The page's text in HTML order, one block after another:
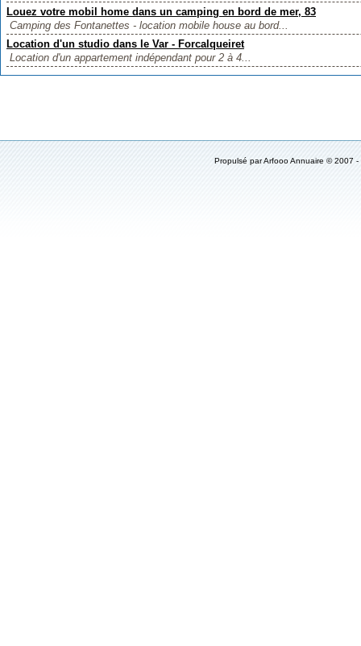
Louez votre mobil home dans un camping en bord de mer, 83
Camping des Fontanettes - location mobile house au bord...
Location d'un studio dans le Var - Forcalqueiret
Location d'un appartement indépendant pour 2 à 4...
Propulsé par Arfooo Annuaire ©